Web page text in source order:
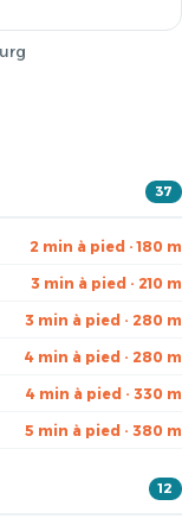
37
2 min à pied · 180 m
3 min à pied · 210 m
3 min à pied · 280 m
4 min à pied · 280 m
4 min à pied · 330 m
5 min à pied · 380 m
12